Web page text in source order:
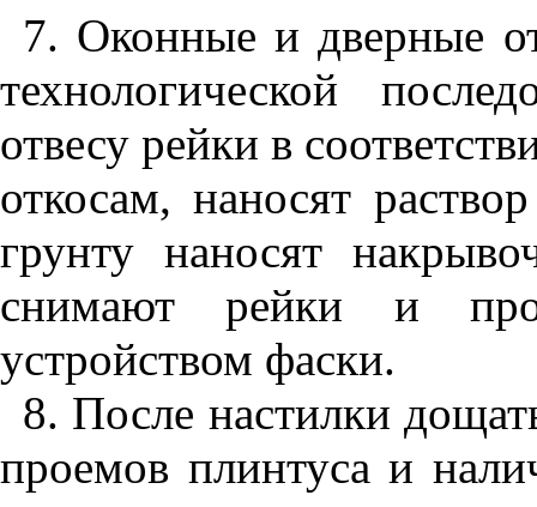
7. Оконные и дверные
технологической
отвесу рейки в
откосам, наносят
грунту наносят
снимают рейки и
устройством фаски.
8. После настилки
проемов плинтуса и